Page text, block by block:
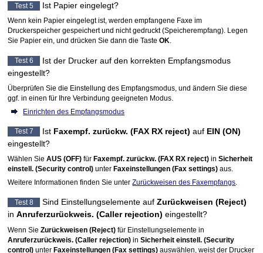
Test 5 Ist Papier eingelegt?
Wenn kein Papier eingelegt ist, werden empfangene Faxe im
Druckerspeicher gespeichert und nicht gedruckt (Speicherempfang).
Legen
Sie Papier ein, und drücken Sie dann die TasteOK
Test 6 Ist der Drucker auf den korrekten Empfangsmodus
eingestellt?
Überprüfen Sie die Einstellung des Empfangsmodus, und ändern Sie diese
ggf. in einen für Ihre Verbindung geeigneten Modus.
Einrichten des Empfangsmodus
Test 7 Ist Faxempf. zurückw. (FAX RX reject) auf EIN (ON)
eingestellt?
Wählen SieAUS (OFF) für Faxempf. zurückw. (FAX RX reject) inSicherheit
einstell. (Security control) unter Faxeinstellungen (Fax settings) aus.
Weitere Informationen finden Sie unterZurückweisen des Faxempfangs
Test 8 Sind Einstellungselemente aufZurückweisen (Reject)
inAnruferzurückweis. (Caller rejection) eingestellt?
Wenn SieZurückweisen (Reject) für Einstellungselemente in
Anruferzurückweis. (Caller rejection) inSicherheit einstell. (Security
control) unter Faxeinstellungen (Fax settings) auswählen, weist der Drucker